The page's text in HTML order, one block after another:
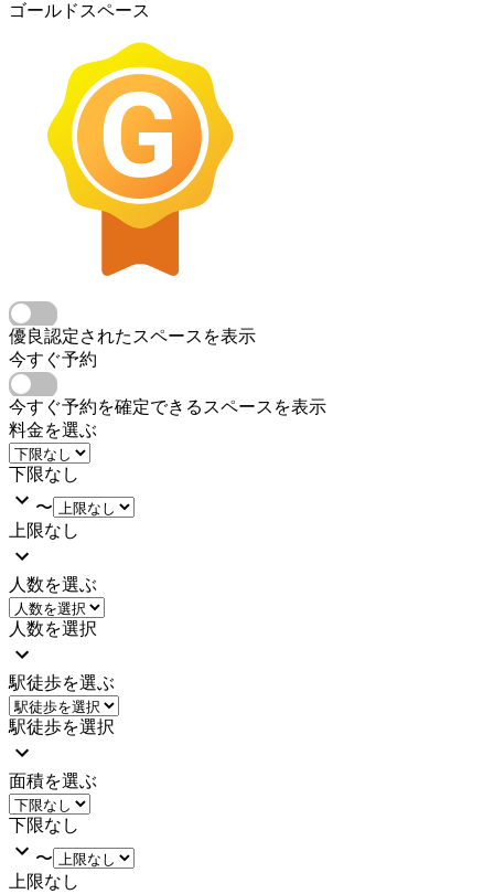
ゴールドスペース
優良認定されたスペースを表示
今すぐ予約
今すぐ予約を確定できるスペースを表示
料金を選ぶ
下限なし
〜
上限なし
人数を選ぶ
人数を選択
駅徒歩を選ぶ
駅徒歩を選択
面積を選ぶ
下限なし
〜
上限なし